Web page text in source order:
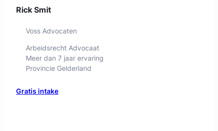
Rick Smit
Voss Advocaten
Arbeidsrecht Advocaat
Meer dan 7 jaar ervaring
Provincie Gelderland
Gratis intake